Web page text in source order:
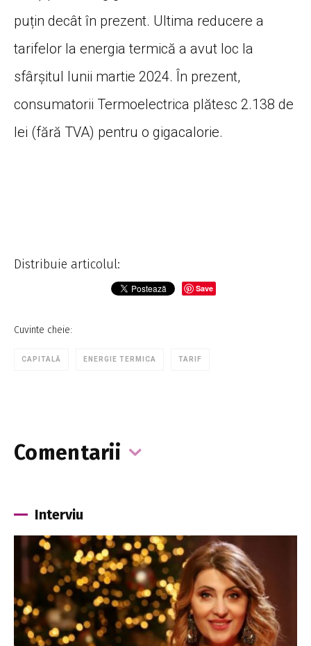
puțin decât în prezent. Ultima reducere a
tarifelor la energia termică a avut loc la
sfârșitul lunii martie 2024. În prezent,
consumatorii Termoelectrica plătesc 2.138 de
lei (fără TVA) pentru o gigacalorie.
Distribuie articolul:
Save
Cuvinte cheie:
CAPITALĂ ENERGIE TERMICA TARIF
Comentarii
Interviu